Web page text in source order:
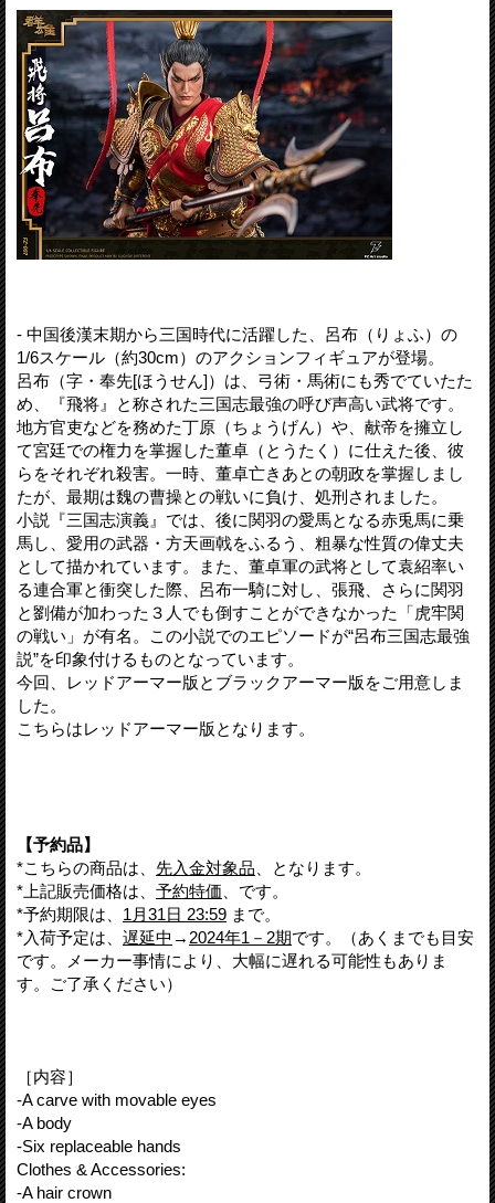
- 中国後漢末期から三国時代に活躍した、呂布（りょふ）の
1/6スケール（約30cm）のアクションフィギュアが登場。
呂布（字・奉先[ほうせん]）は、弓術・馬術にも秀でていたた
め、『飛将』と称された三国志最強の呼び声高い武将です。
地方官吏などを務めた丁原（ちょうげん）や、献帝を擁立し
て宮廷での権力を掌握した董卓（とうたく）に仕えた後、彼
らをそれぞれ殺害。一時、董卓亡きあとの朝政を掌握しまし
たが、最期は魏の曹操との戦いに負け、処刑されました。
小説『三国志演義』では、後に関羽の愛馬となる赤兎馬に乗
馬し、愛用の武器・方天画戟をふるう、粗暴な性質の偉丈夫
として描かれています。また、董卓軍の武将として袁紹率い
る連合軍と衝突した際、呂布一騎に対し、張飛、さらに関羽
と劉備が加わった３人でも倒すことができなかった「虎牢関
の戦い」が有名。この小説でのエピソードが“呂布三国志最強
説”を印象付けるものとなっています。
今回、レッドアーマー版とブラックアーマー版をご用意しま
した。
こちらはレッドアーマー版となります。
【予約品】
*こちらの商品は、 先入金対象品 、となります。
*上記販売価格は、 予約特価 、です。
*予約期限は、 1月31日 23:59 まで。
*入荷予定は、 遅延中 → 2024年1－2期です。（あくまでも目安
です。メーカー事情により、大幅に遅れる可能性もありま
す。ご了承ください）
［内容］
-A carve with movable eyes
-A body
-Six replaceable hands
Clothes & Accessories:
-A hair crown